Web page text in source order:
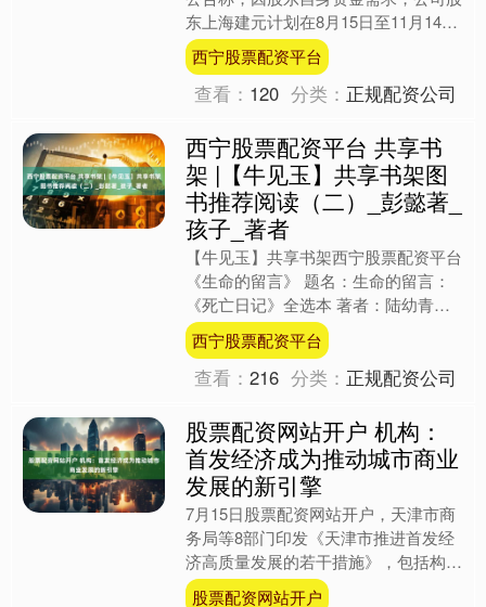
东上海建元计划在8月15日至11月14日
期间，通过集中竞价和/或大宗交易方
式合计减....
西宁股票配资平台
查看： 120 分类： 正规配资公司
西宁股票配资平台 共享书
架 |【牛见玉】共享书架图
书推荐阅读（二）_彭懿著_
孩子_著者
【牛见玉】共享书架西宁股票配资平台
《生命的留言》 题名：生命的留言：
《死亡日记》全选本 著者：陆幼青著
ISBN：7-80142-252-X 出版社：华艺
出版....
西宁股票配资平台
查看：216 分类： 正规配资公司
股票配资网站开户 机构：
首发经济成为推动城市商业
发展的新引擎
7月15日股票配资网站开户，天津市商
务局等8部门印发《天津市推进首发经
济高质量发展的若干措施》，包括构建
首发经济生态圈、打造首发经济平台、
股票配资网站开户